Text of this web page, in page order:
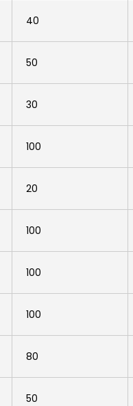
40
50
30
100
20
100
100
100
80
50